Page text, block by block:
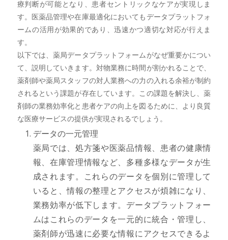
療判断が可能となり、患者セントリックなケアが実現しま
す。医薬品管理や在庫最適化においてもデータプラットフォ
ームの活用が効果的であり、迅速かつ適切な対応が行えま
す。
以下では、薬局データプラットフォームがなぜ重要かについ
て、説明していきます。対物業務に時間が割かれることで、
薬剤師や薬局スタッフの対人業務への力の入れる余裕が制約
されるという課題が存在しています。この課題を解決し、薬
剤師の業務効率化と患者ケアの向上を図るために、より良質
な医療サービスの提供が実現されるでしょう。
データの一元管理
薬局では、処方箋や医薬品情報、患者の健康情
報、在庫管理情報など、多種多様なデータが生
成されます。これらのデータを個別に管理して
いると、情報の整理とアクセスが煩雑になり、
業務効率が低下します。データプラットフォー
ムはこれらのデータを一元的に統合・管理し、
薬剤師が迅速に必要な情報にアクセスできるよ